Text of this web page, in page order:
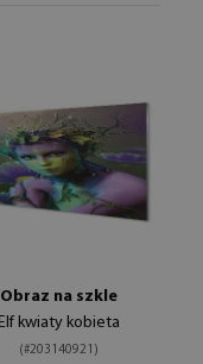
Obraz na szkle
kwiaty kobieta
(#203140921)